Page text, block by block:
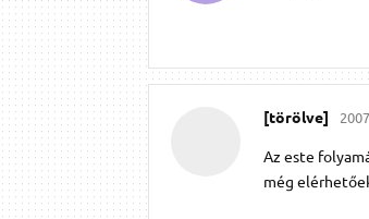
[törölve]
Az este
még